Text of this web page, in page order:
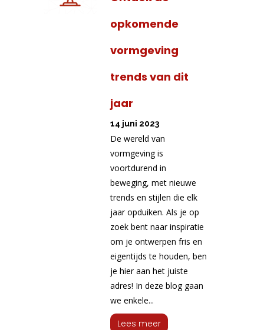
opkomende
vormgeving
trends van dit
jaar
14 juni 2023
De wereld van
vormgeving is
voortdurend in
beweging, met nieuwe
trends en stijlen die elk
jaar opduiken. Als je op
zoek bent naar inspiratie
om je ontwerpen fris en
eigentijds te houden, ben
je hier aan het juiste
adres! In deze blog gaan
we enkele...
Lees meer